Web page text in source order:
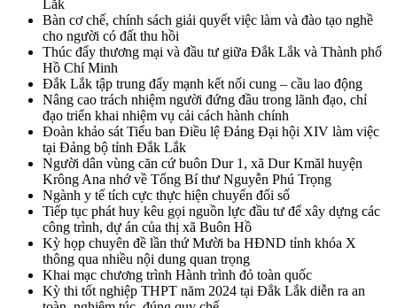
Lắk
Bàn cơ chế, chính sách giải quyết việc làm và đào tạo nghề
cho người có đất thu hồi
Thúc đẩy thương mại và đầu tư giữa Đắk Lắk và Thành phố
Hồ Chí Minh
Đắk Lắk tập trung đẩy mạnh kết nối cung – cầu lao động
Nâng cao trách nhiệm người đứng đầu trong lãnh đạo, chỉ
đạo triển khai nhiệm vụ cải cách hành chính
Đoàn khảo sát Tiểu ban Điều lệ Đảng Đại hội XIV làm việc
tại Đảng bộ tỉnh Đắk Lắk
Người dân vùng căn cứ buôn Dur 1, xã Dur Kmăl huyện
Krông Ana nhớ về Tổng Bí thư Nguyễn Phú Trọng
Ngành y tế tích cực thực hiện chuyển đổi số
Tiếp tục phát huy kêu gọi nguồn lực đầu tư để xây dựng các
công trình, dự án của thị xã Buôn Hồ
Kỳ họp chuyên đề lần thứ Mười ba HĐND tỉnh khóa X
thông qua nhiều nội dung quan trọng
Khai mạc chương trình Hành trình đỏ toàn quốc
Kỳ thi tốt nghiệp THPT năm 2024 tại Đắk Lắk diễn ra an